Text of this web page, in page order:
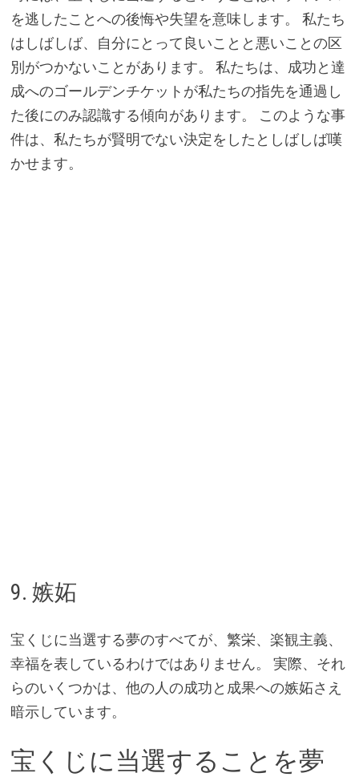
を逃したことへの後悔や失望を意味します。 私たち
はしばしば、自分にとって良いことと悪いことの区
別がつかないことがあります。 私たちは、成功と達
成へのゴールデンチケットが私たちの指先を通過し
た後にのみ認識する傾向があります。 このような事
件は、私たちが賢明でない決定をしたとしばしば嘆
かせます。
9. 嫉妬
宝くじに当選する夢のすべてが、繁栄、楽観主義、
幸福を表しているわけではありません。 実際、それ
らのいくつかは、他の人の成功と成果への嫉妬さえ
暗示しています。
宝くじに当選することを夢